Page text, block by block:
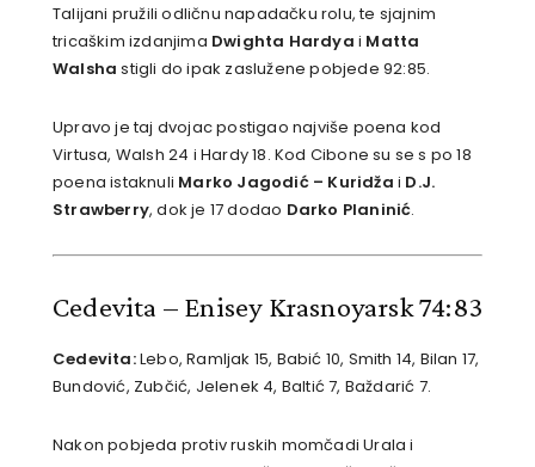
Talijani pružili odličnu napadačku rolu, te sjajnim
tricaškim izdanjima Dwighta Hardya i Matta
Walsha stigli do ipak zaslužene pobjede 92:85.
Upravo je taj dvojac postigao najviše poena kod
Virtusa, Walsh 24 i Hardy 18. Kod Cibone su se s po 18
poena istaknuli Marko Jagodić – Kuridža i D.J.
Strawberry, dok je 17 dodao Darko Planinić.
Cedevita – Enisey Krasnoyarsk 74:83
Cedevita:Lebo, Ramljak 15, Babić 10, Smith 14, Bilan 17,
Bundović, Zubčić, Jelenek 4, Baltić 7, Baždarić 7.
Nakon pobjeda protiv ruskih momčadi Urala i